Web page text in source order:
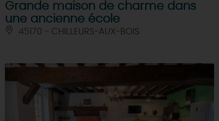
Grande maison de charme dans
une ancienne école
45170 - CHILLEURS-AUX-BOIS